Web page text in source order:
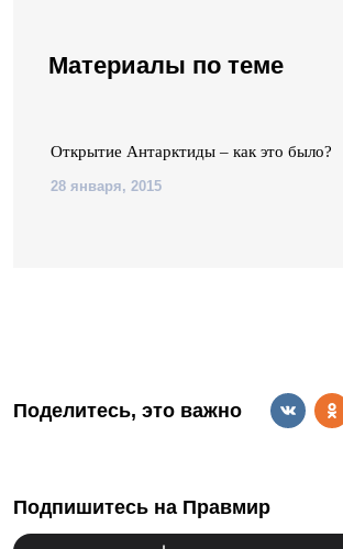
Материалы по теме
Открытие Антарктиды – как это было?
28 января, 2015
Поделитесь, это важно
Подпишитесь на Правмир